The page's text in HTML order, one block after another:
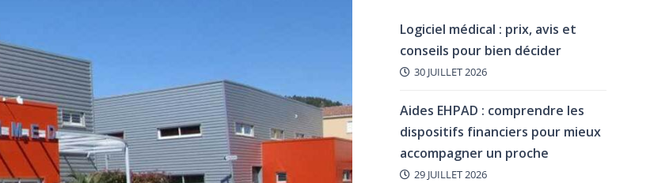
Logiciel médical : prix, avis et
conseils pour bien décider
30 JUILLET 2026
Aides EHPAD : comprendre les
dispositifs financiers pour mieux
accompagner un proche
29 JUILLET 2026